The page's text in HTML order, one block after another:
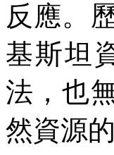
反應。
基斯坦
法，也
然資源